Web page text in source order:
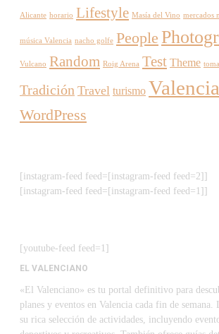
Alicante horario Lifestyle Masía del Vino mercados
música Valencia nacho golfe People
Vulcano Random Roig Arena Test Theme
Tradición Travel turismo Valencia
WordPress
[instagram-feed feed=[instagram-feed feed=2]]
[instagram-feed feed=[instagram-feed feed=1]]
[youtube-feed feed=1]
EL VALENCIANO
«El Valenciano» es tu portal definitivo para
planes y eventos en Valencia cada fin de semana.
su rica selección de actividades, incluyendo